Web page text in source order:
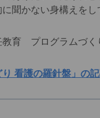
聞かない身構えをし
教育 プログラムづく
看護の羅針盤」の